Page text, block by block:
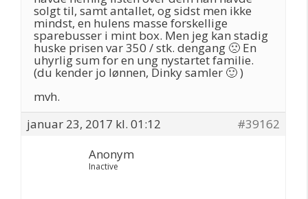
solgt til, samt antallet, og sidst men ikke
mindst, en hulens masse forskellige
sparebusser i mint box. Men jeg kan stadig
huske prisen var 350 / stk. dengang 🙁 En
uhyrlig sum for en ung nystartet familie.
(du kender jo lønnen, Dinky samler 🙂 )
mvh.
januar 23, 2017 kl. 01:12
#39162
Anonym
Inactive